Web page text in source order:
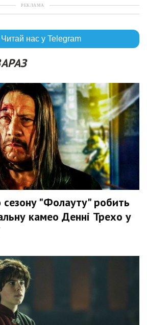
РЕКЛАМА
Читай нас у Telegram
"Фолауту" робить
камео Денні Трехо у